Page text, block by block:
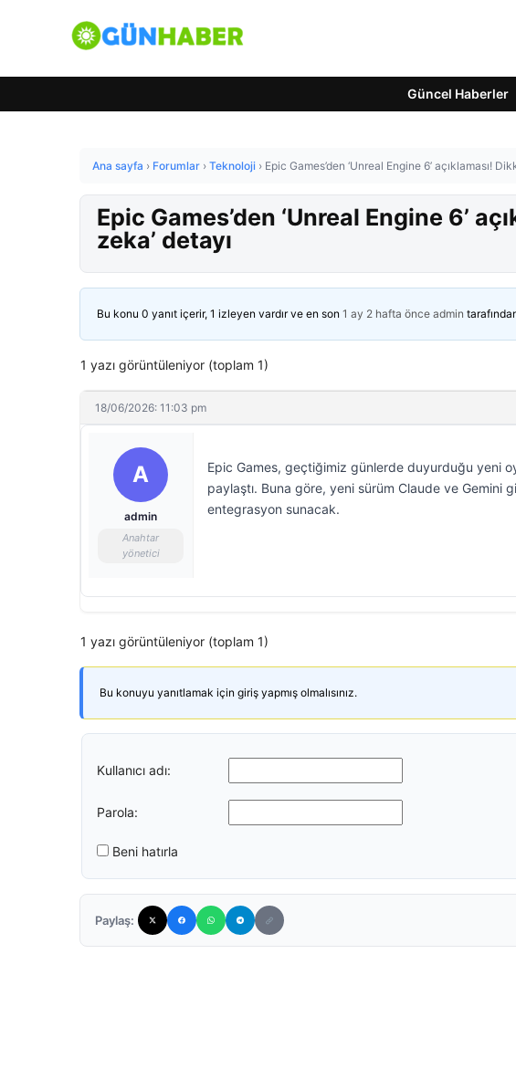
Güncel Haberler
Ana sayfa › Forumlar › Teknoloji › Epic Games’den ‘Unreal Engine 6’ açıklaması!
Epic Games’den ‘Unreal Engine 6’
zeka’ detayı
Bu konu 0 yanıt içerir, 1 izleyen vardır ve en son 1 ay 2 hafta önce admin
1 yazı görüntüleniyor (toplam 1)
18/06/2026: 11:03 pm
A
admin
Anahtar
yönetici
Epic Games, geçtiğimiz günlerde duyurduğu yeni
paylaştı. Buna göre, yeni sürüm Claude ve
entegrasyon sunacak.
1 yazı görüntüleniyor (toplam 1)
Bu konuyu yanıtlamak için giriş yapmış olmalısınız.
Kullanıcı adı:
Parola:
Beni hatırla
Paylaş: